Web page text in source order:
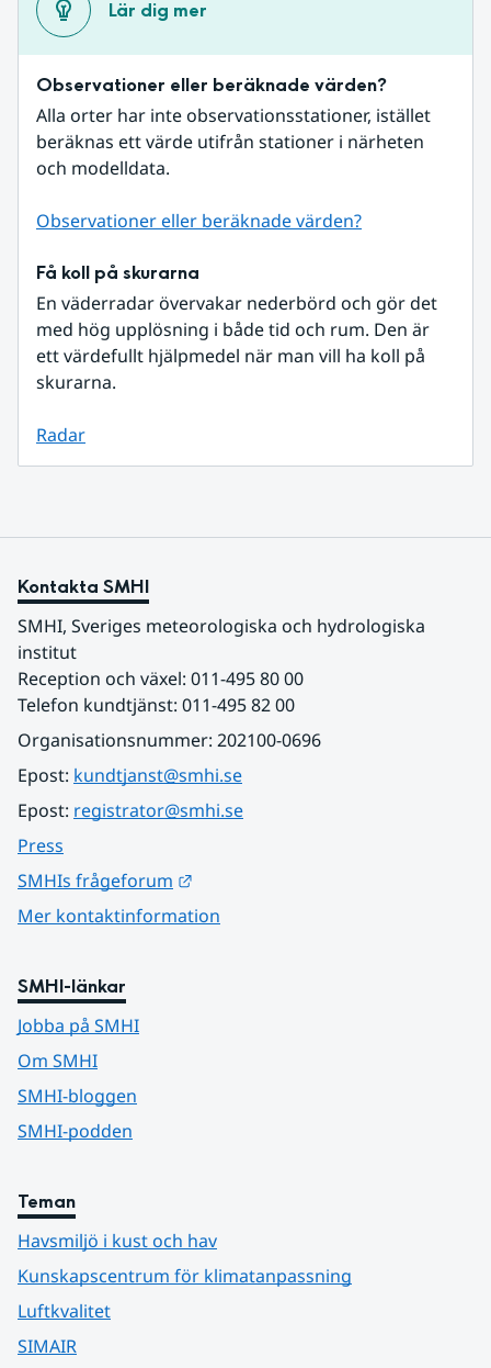
Lär dig mer
Observationer eller beräknade värden?
Alla orter har inte observationsstationer, istället
beräknas ett värde utifrån stationer i närheten
och modelldata.
Observationer eller beräknade värden?
Få koll på skurarna
En väderradar övervakar nederbörd och gör det
med hög upplösning i både tid och rum. Den är
ett värdefullt hjälpmedel när man vill ha koll på
skurarna.
Radar
Kontakta SMHI
SMHI, Sveriges meteorologiska och hydrologiska
institut
Reception och växel: 011-495 80 00
Telefon kundtjänst: 011-495 82 00
Organisationsnummer: 202100-0696
Epost: kundtjanst@smhi.se
Epost: registrator@smhi.se
Press
SMHIs frågeforum
Mer kontaktinformation
SMHI-länkar
Jobba på SMHI
Om SMHI
SMHI-bloggen
SMHI-podden
Teman
Havsmiljö i kust och hav
Kunskapscentrum för klimatanpassning
Luftkvalitet
SIMAIR